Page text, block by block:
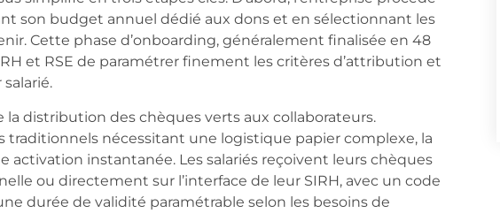
son budget annuel dédié aux dons et en sélectionnant les
Cette phase d’onboarding, généralement finalisée en 48
et RSE de paramétrer finement les critères d’attribution et
la distribution des chèques verts aux collaborateurs.
traditionnels nécessitant une logistique papier complexe, la
activation instantanée. Les salariés reçoivent leurs chèques
ou directement sur l’interface de leur SIRH, avec un code
durée de validité paramétrable selon les besoins de